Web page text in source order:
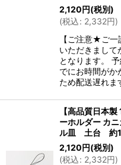
2,120円(税別)
(税込: 2,332円)
【ご注意★ご
いただきまして
となります。
でにお時間がか
ため配送遅れ
【高品質日本
ーホルダー カ
ル皿 土台 約
2,120円(税別)
(税込: 2,332円)